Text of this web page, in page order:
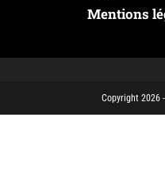
Mentions
Copyright 2026